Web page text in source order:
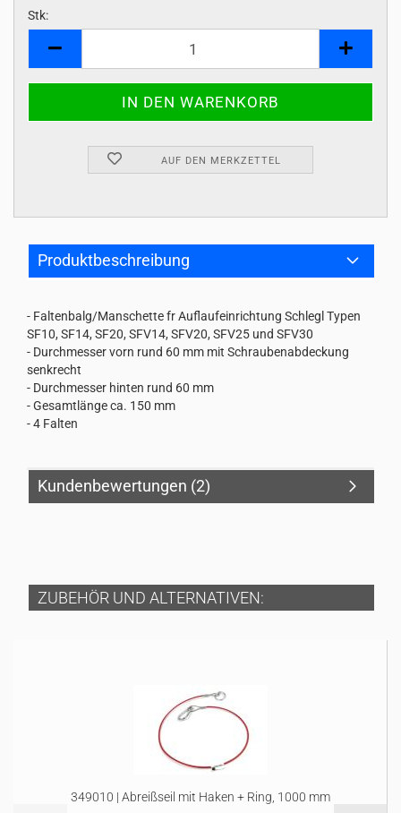
Stk:
AUF DEN MERKZETTEL
Produktbeschreibung
- Faltenbalg/Manschette fr Auflaufeinrichtung Schlegl Typen
SF10, SF14, SF20, SFV14, SFV20, SFV25 und SFV30
- Durchmesser vorn rund 60 mm mit Schraubenabdeckung
senkrecht
- Durchmesser hinten rund 60 mm
- Gesamtlänge ca. 150 mm
- 4 Falten
Kundenbewertungen (2)
ZUBEHÖR UND ALTERNATIVEN:
349010 | Abreißseil mit Haken + Ring, 1000 mm